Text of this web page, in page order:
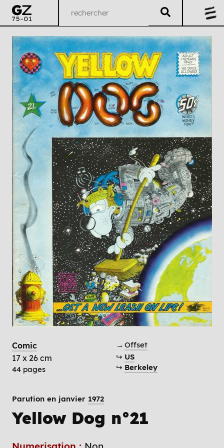
Comic
17 x 26 cm
44 pages
→ Offset
↪ US
↪ Berkeley
Parution en janvier 1972
Yellow Dog n°21